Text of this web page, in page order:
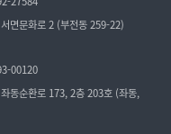
면문화로 2 (부전동 259-22)
00120
동순환로 173, 2층 203호 (좌동,